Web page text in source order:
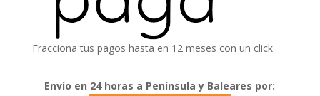
Fracciona tus pagos hasta en 12 meses con un click
Envío en 24 horas a Península y Baleares por: